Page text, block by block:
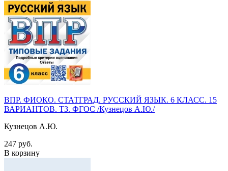
ВПР. ФИОКО. СТАТГРАД. РУССКИЙ ЯЗЫК. 6 КЛАСС. 15
ВАРИАНТОВ. ТЗ. ФГОС /Кузнецов А.Ю./
Кузнецов А.Ю.
247 руб.
В корзину